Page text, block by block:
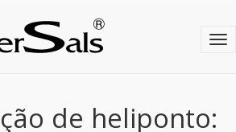
T
de heliponto: